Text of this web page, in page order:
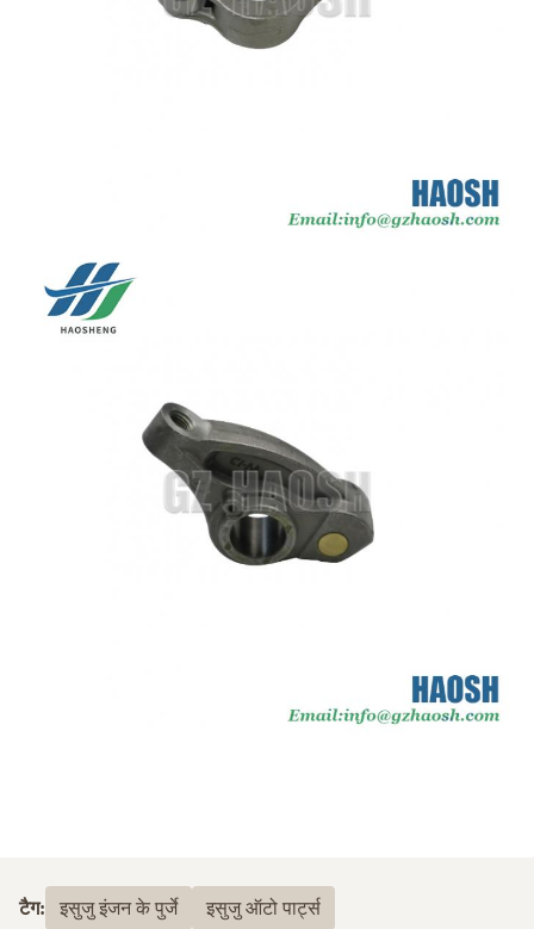
टैग: इसुजु इंजन के पुर्जे इसुजु ऑटो पार्ट्स